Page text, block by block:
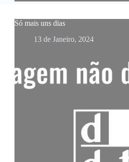
Só mais uns dias
13 de Janeiro, 2024